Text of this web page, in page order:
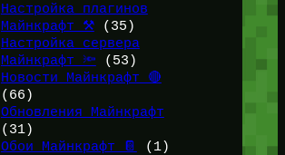
Настройка плагинов
Майнкрафт ⚒️(35)
Настройка сервера
Майнкрафт 🔦 (53)
Новости Майнкрафт 🔴
(66)
Обновления Майнкрафт
(31)
Обои Майнкрафт 📔
(1)